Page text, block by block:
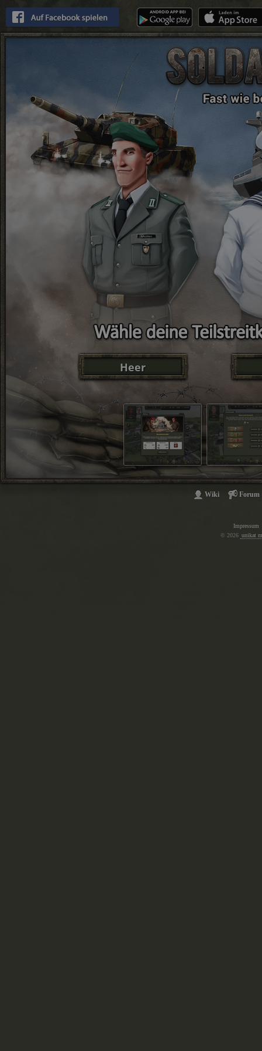
Heer
Wiki Forum
Impressum
© 2026 unikat